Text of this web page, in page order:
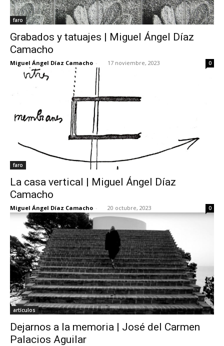
faro
Grabados y tatuajes | Miguel Ángel Díaz
Camacho
Miguel Ángel Díaz Camacho - 17 noviembre, 2023 0
faro
La casa vertical | Miguel Ángel Díaz
Camacho
Miguel Ángel Díaz Camacho - 20 octubre, 2023 0
artículos
Dejarnos a la memoria | José del Carmen
Palacios Aguilar